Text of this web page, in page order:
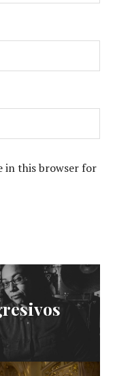
in this browser for